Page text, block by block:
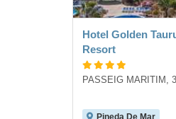
Hotel Golden
Resort
PASSEIG MARITIM,
Pineda De Mar